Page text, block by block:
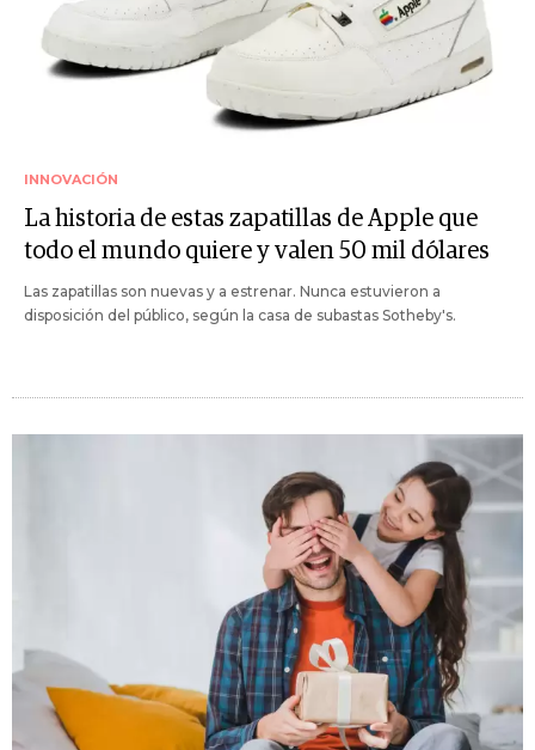
INNOVACIÓN
La historia de estas zapatillas de Apple que
todo el mundo quiere y valen 50 mil dólares
Las zapatillas son nuevas y a estrenar. Nunca estuvieron a
disposición del público, según la casa de subastas Sotheby's.